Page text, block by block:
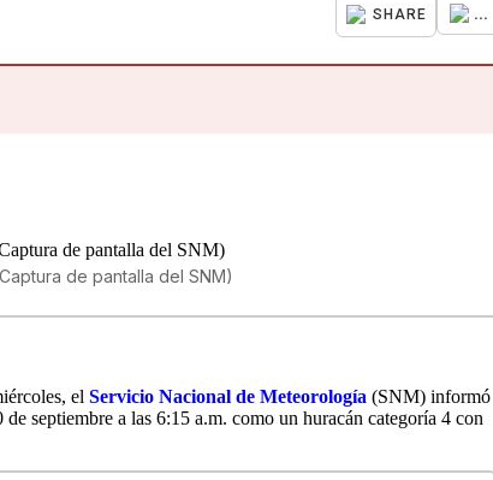
SHARE ...
de pantalla del SNM)
elServicio Nacional de Meteorología (SNM) informó
septiembre a las 6:15 a.m. como un huracán categoría 4 con